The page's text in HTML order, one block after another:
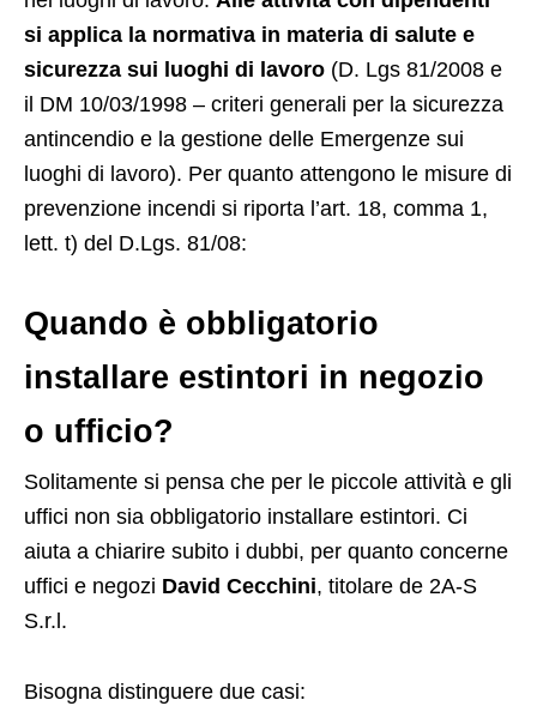
si applica la normativa in materia di salute e
sicurezza sui luoghi di lavoro (D. Lgs 81/2008 e
il DM 10/03/1998 – criteri generali per la sicurezza
antincendio e la gestione delle Emergenze sui
luoghi di lavoro). Per quanto attengono le misure di
prevenzione incendi si riporta l’art. 18, comma 1,
lett. t) del D.Lgs. 81/08:
Quando è obbligatorio
installare estintori in negozio
o ufficio?
Solitamente si pensa che per le piccole attività e gli
uffici non sia obbligatorio installare estintori. Ci
aiuta a chiarire subito i dubbi, per quanto concerne
uffici e negozi David Cecchini, titolare de 2A-S
S.r.l.
Bisogna distinguere due casi: